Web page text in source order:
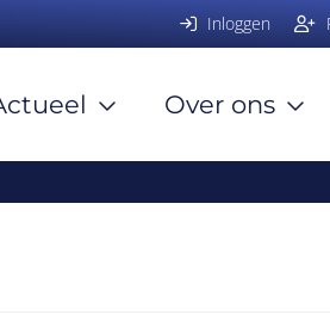
Inloggen
Over ons